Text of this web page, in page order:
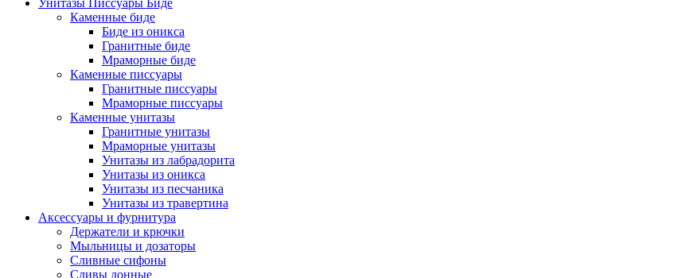
Унитазы Писсуары Биде
Каменные биде
Биде из оникса
Гранитные биде
Мраморные биде
Каменные писсуары
Гранитные писсуары
Мраморные писсуары
Каменные унитазы
Гранитные унитазы
Мраморные унитазы
Унитазы из лабрадорита
Унитазы из оникса
Унитазы из песчаника
Унитазы из травертина
Аксессуары и фурнитура
Держатели и крючки
Мыльницы и дозаторы
Сливные сифоны
Сливы донные